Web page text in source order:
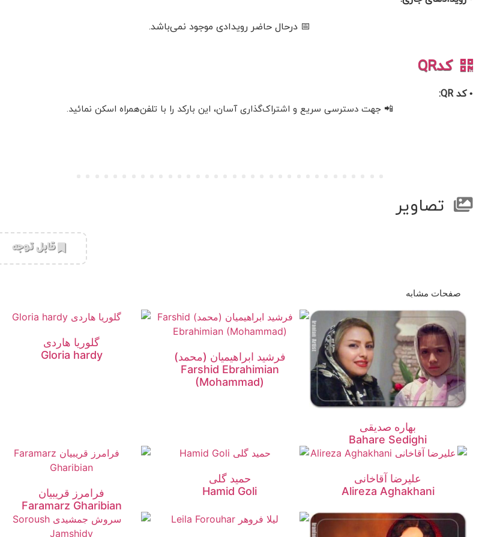
📅 درحال حاضر رویدادی موجود نمی‌باشد.
کدQR
• کد QR:
📲 جهت دسترسی سریع و اشتراک‌گذاری آسان، این بارکد را با تلفن‌همراه اسکن نمائید.
تصاویر
‌قابل توجه
صفحات مشابه
بهاره صدیقی
Bahare Sedighi
فرشید ابراهیمیان (محمد)
Farshid Ebrahimian
(Mohammad)
گلوریا هاردی
Gloria hardy
علیرضا آقاخانی
Alireza Aghakhani
حمید گلی
Hamid Goli
فرامرز قریبیان
Faramarz Gharibian